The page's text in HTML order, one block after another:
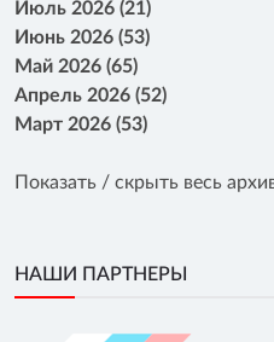
Июль 2026 (21)
Июнь 2026 (53)
Май 2026 (65)
Апрель 2026 (52)
Март 2026 (53)
Показать / скрыть весь
НАШИ ПАРТНЕРЫ